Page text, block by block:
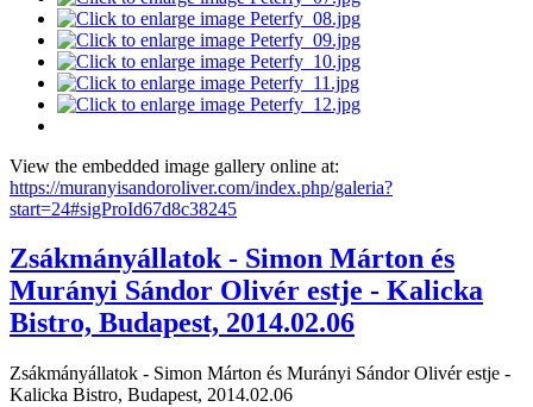
View the embedded image gallery online at:
https://muranyisandoroliver.com/index.php/galeria?
start=24#sigProId67d8c38245
Zsákmányállatok - Simon Márton és
Murányi Sándor Olivér estje - Kalicka
Bistro, Budapest, 2014.02.06
Zsákmányállatok - Simon Márton és Murányi Sándor Olivér estje -
Kalicka Bistro, Budapest, 2014.02.06